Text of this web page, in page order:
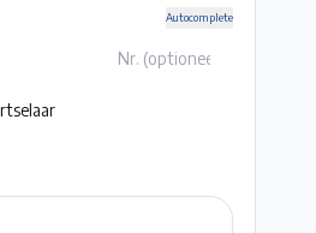
Autocomplete